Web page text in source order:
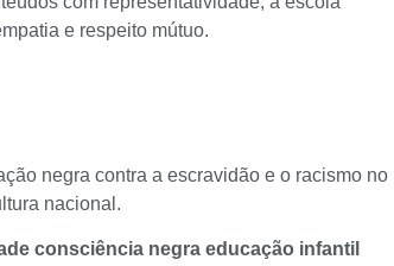
e respeito mútuo.
negra contra a escravidão e o racismo no
nacional.
consciência negra educação infantil